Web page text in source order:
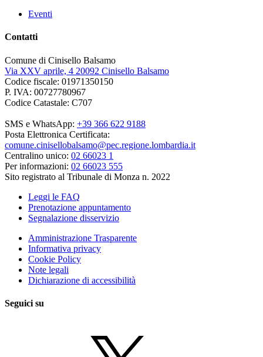
Eventi
Contatti
Comune di Cinisello Balsamo
Via XXV aprile, 4 20092 Cinisello Balsamo
Codice fiscale: 01971350150
P. IVA: 00727780967
Codice Catastale: C707
SMS e WhatsApp: +39 366 622 9188
Posta Elettronica Certificata:
comune.cinisellobalsamo@pec.regione.lombardia.it
Centralino unico: 02 66023 1
Per informazioni: 02 66023 555
Sito registrato al Tribunale di Monza n. 2022
Leggi le FAQ
Prenotazione appuntamento
Segnalazione disservizio
Amministrazione Trasparente
Informativa privacy
Cookie Policy
Note legali
Dichiarazione di accessibilità
Seguici su